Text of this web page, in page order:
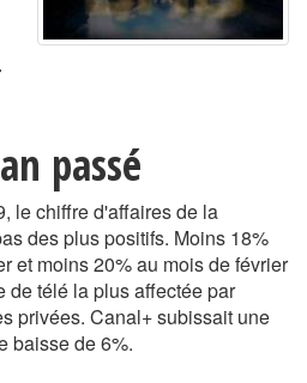
passé
le chiffre d'affaires de la
des plus positifs. Moins 18%
et moins 20% au mois de février
de télé la plus affectée par
privées. Canal+ subissait une
baisse de 6%.